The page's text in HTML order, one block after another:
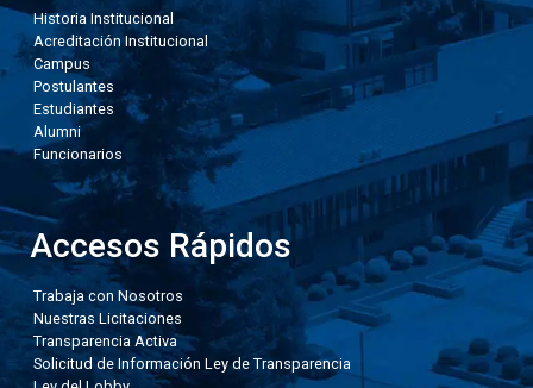
Historia Institucional
Acreditación Institucional
Campus
Postulantes
Estudiantes
Alumni
Funcionarios
Accesos Rápidos
Trabaja con Nosotros
Nuestras Licitaciones
Transparencia Activa
Solicitud de Información Ley de Transparencia